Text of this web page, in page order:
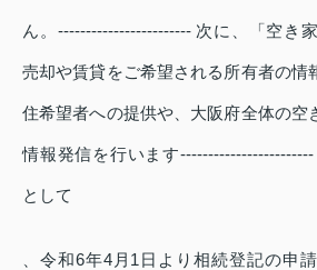
ん。------------------------ 次に、「空き
売却や賃貸をご希望される所有者の情
住希望者への提供や、大阪府全体の空
情報発信を行います
として
、令和6年4月1日より相続登記の申